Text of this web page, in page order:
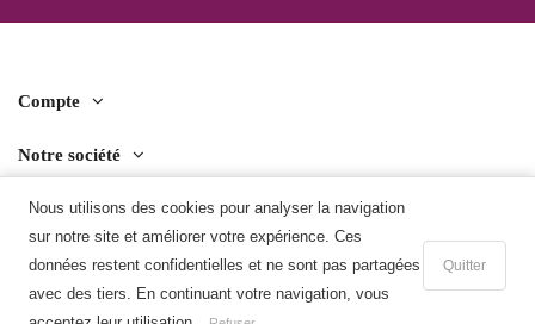
Nous utilisons des cookies pour analyser la navigation
sur notre site et améliorer votre expérience. Ces
données restent confidentielles et ne sont pas partagées
avec des tiers. En continuant votre navigation, vous
Quitter
Ajouter au panier
Compte
Notre société
Contact us
Télécharger l'application mobile